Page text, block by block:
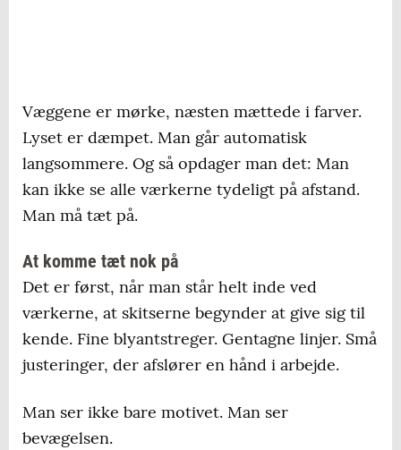
Væggene er mørke, næsten mættede i farver.
Lyset er dæmpet. Man går automatisk
langsommere. Og så opdager man det: Man
kan ikke se alle værkerne tydeligt på afstand.
Man må tæt på.
At komme tæt nok på
Det er først, når man står helt inde ved
værkerne, at skitserne begynder at give sig til
kende. Fine blyantstreger. Gentagne linjer. Små
justeringer, der afslører en hånd i arbejde.
Man ser ikke bare motivet. Man ser
bevægelsen.